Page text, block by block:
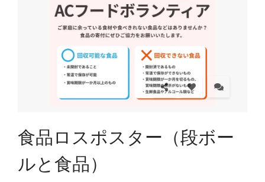
食品ロスポスター（段ボー
ルと食品）